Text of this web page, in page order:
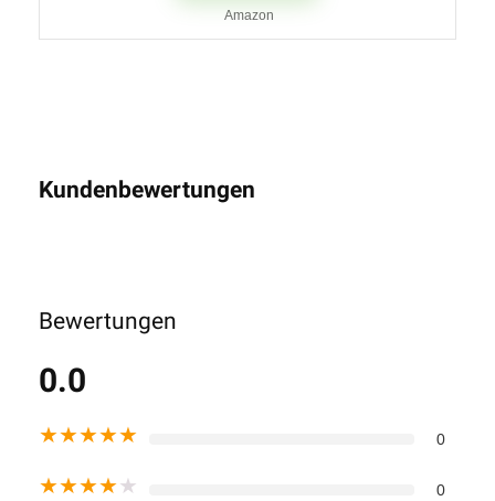
Amazon
Kundenbewertungen
Bewertungen
0.0
★★★★★ 0
★★★★★ 0